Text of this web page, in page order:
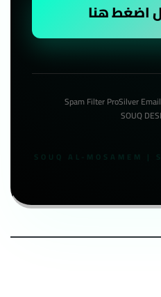
اضغط هنا
Silver
Spam Filter Pro
SOUQ
SOUQ AL-MOSAMEM |